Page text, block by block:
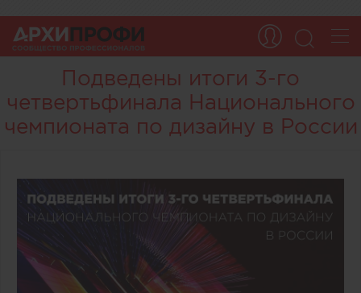
Подведены итоги 3-го
четвертьфинала Национального
чемпионата по дизайну в России